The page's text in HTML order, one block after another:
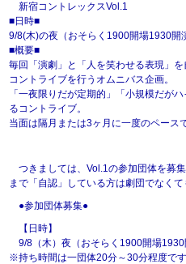
新宿コントレックスVol.1
■日時■
9/8(木)の夜（おそらく1900開場1930開
■概要■
毎回「演劇」と「人を笑わせる表現」
コントライブを行うオムニバス企画。
「一夜限りだが定期的」「小規模だが
るコントライブ。
当面は隔月または3ヶ月に一度のペース
つきましては、Vol.1の参加団体を募
まで「自認」している方は劇団でなく
●参加団体募集●
【日時】
9/8（木）夜（おそらく1900開場1930
※持ち時間は一団体20分～30分程度です